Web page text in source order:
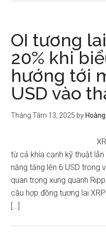
OI tương
20% khi
hướng tới
USD vào
Tháng Tám 13, 2025 by
từ cả khía cạnh kỹ thuật
năng tăng lên 6 USD trong
quan trọng xung quanh
cầu hợp đồng tương lai
[…]